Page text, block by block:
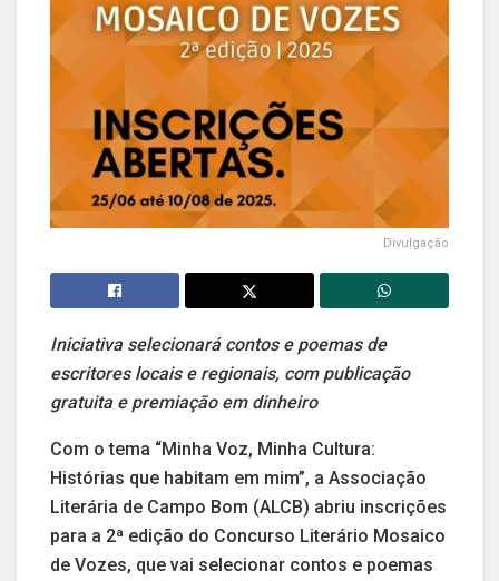
Divulgação
Iniciativa selecionará contos e poemas de
escritores locais e regionais, com publicação
gratuita e premiação em dinheiro
Com o tema “Minha Voz, Minha Cultura:
Histórias que habitam em mim”, a Associação
Literária de Campo Bom (ALCB) abriu inscrições
para a 2ª edição do Concurso Literário Mosaico
de Vozes, que vai selecionar contos e poemas